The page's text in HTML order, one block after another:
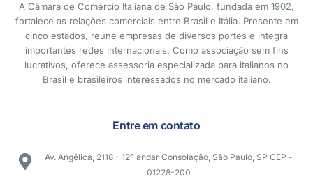
A Câmara de Comércio Italiana de São Paulo, fundada em 1902,
fortalece as relações comerciais entre Brasil e Itália. Presente em
cinco estados, reúne empresas de diversos portes e integra
importantes redes internacionais. Como associação sem fins
lucrativos, oferece assessoria especializada para italianos no
Brasil e brasileiros interessados no mercado italiano.
Entre em contato
Av. Angélica, 2118 - 12º andar Consolação, São Paulo, SP CEP -
01228-200